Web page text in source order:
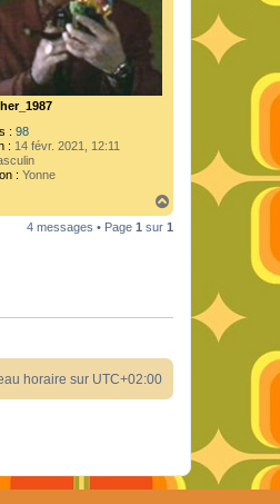
: 98
: 14 févr. 2021, 12:11
: Yonne
a
u
4 messages • Page 1 sur 1
horaire sur UTC+02:00